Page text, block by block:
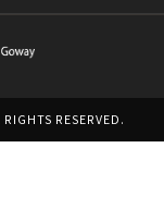
RESERVED.